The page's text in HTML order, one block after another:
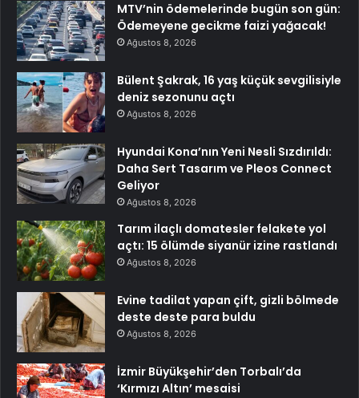
MTV’nin ödemelerinde bugün son gün:
Ödemeyene gecikme faizi yağacak!
Ağustos 8, 2026
Bülent Şakrak, 16 yaş küçük sevgilisiyle
deniz sezonunu açtı
Ağustos 8, 2026
Hyundai Kona’nın Yeni Nesli Sızdırıldı:
Daha Sert Tasarım ve Pleos Connect
Geliyor
Ağustos 8, 2026
Tarım ilaçlı domatesler felakete yol
açtı: 15 ölümde siyanür izine rastlandı
Ağustos 8, 2026
Evine tadilat yapan çift, gizli bölmede
deste deste para buldu
Ağustos 8, 2026
İzmir Büyükşehir’den Torbalı’da
‘Kırmızı Altın’ mesaisi